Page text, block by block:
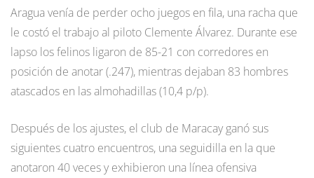
Aragua venía de perder ocho juegos en fila, una racha que
le costó el trabajo al piloto Clemente Álvarez. Durante ese
lapso los felinos ligaron de 85-21 con corredores en
posición de anotar (.247), mientras dejaban 83 hombres
atascados en las almohadillas (10,4 p/p).
Después de los ajustes, el club de Maracay ganó sus
siguientes cuatro encuentros, una seguidilla en la que
anotaron 40 veces y exhibieron una línea ofensiva